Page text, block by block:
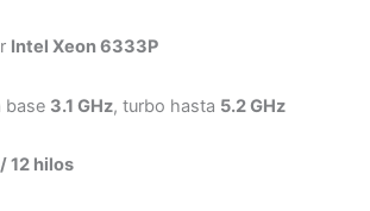
Intel Xeon 6333P
base 3.1 GHz, turbo hasta 5.2 GHz
12 hilos